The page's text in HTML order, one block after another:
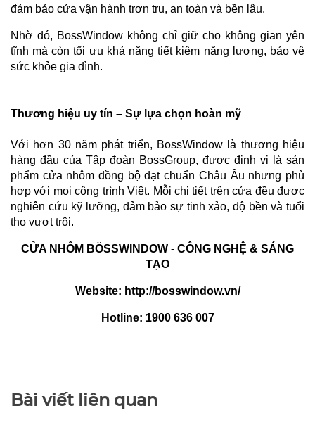
đảm bảo cửa vận hành trơn tru, an toàn và bền lâu.
Nhờ đó, BossWindow không chỉ giữ cho không gian yên
tĩnh mà còn tối ưu khả năng tiết kiệm năng lượng, bảo vệ
sức khỏe gia đình.
Thương hiệu uy tín – Sự lựa chọn hoàn mỹ
Với hơn 30 năm phát triển, BossWindow là thương hiệu
hàng đầu của Tập đoàn BossGroup, được định vị là sản
phẩm cửa nhôm đồng bộ đạt chuẩn Châu Âu nhưng phù
hợp với mọi công trình Việt. Mỗi chi tiết trên cửa đều được
nghiên cứu kỹ lưỡng, đảm bảo sự tinh xảo, độ bền và tuổi
thọ vượt trội.
CỬA NHÔM BÖSSWINDOW - CÔNG NGHỆ & SÁNG
TẠO
Website: http://bosswindow.vn/
Hotline: 1900 636 007
Bài viết liên quan